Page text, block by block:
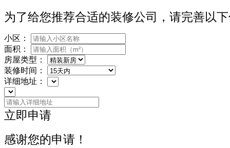
为了给您推荐合适的装修公司，请完善以
小区：
面积：
房屋类型：
装修时间：
详细地址：
立即申请
感谢您的申请！